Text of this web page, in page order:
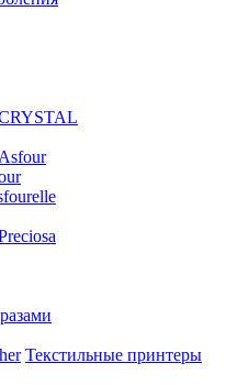
Текстильные принтеры